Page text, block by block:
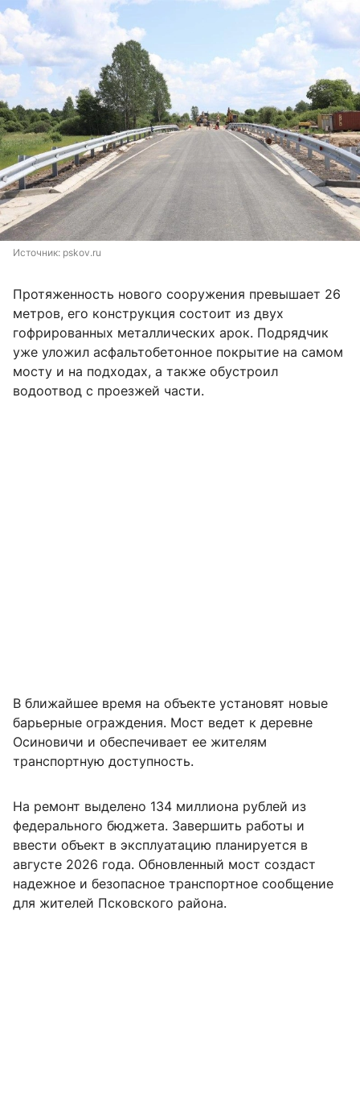
Источник: pskov.ru
Протяженность нового сооружения превышает 26
метров, его конструкция состоит из двух
гофрированных металлических арок. Подрядчик
уже уложил асфальтобетонное покрытие на самом
мосту и на подходах, а также обустроил
водоотвод с проезжей части.
В ближайшее время на объекте установят новые
барьерные ограждения. Мост ведет к деревне
Осиновичи и обеспечивает ее жителям
транспортную доступность.
На ремонт выделено 134 миллиона рублей из
федерального бюджета. Завершить работы и
ввести объект в эксплуатацию планируется в
августе 2026 года. Обновленный мост создаст
надежное и безопасное транспортное сообщение
для жителей Псковского района.